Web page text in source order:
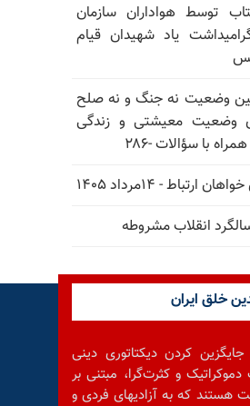
توسط هواداران سازمان
یاد شهیدان قیام
وضعیت نه جنگ و نه صلح
وضعیت معیشتی و زندگی
با سؤالات -۲۸۶
ارتباط - ۱۴مرداد ۱۴۰۵
خلق ایران
کردن دیکتاتوری دینی
و کثرت‌گرا، مبتنی بر
هستند که به آزادیهای فردی و